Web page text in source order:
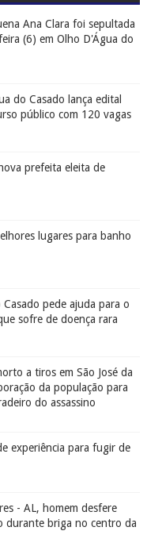
Ana Clara foi sepultada
(6) em Olho D'Água do
do Casado lança edital
público com 120 vagas
prefeita eleita de
lugares para banho
pede ajuda para o
sofre de doença rara
a tiros em São José da
da população para
do assassino
experiência para fugir de
- AL, homem desfere
durante briga no centro da